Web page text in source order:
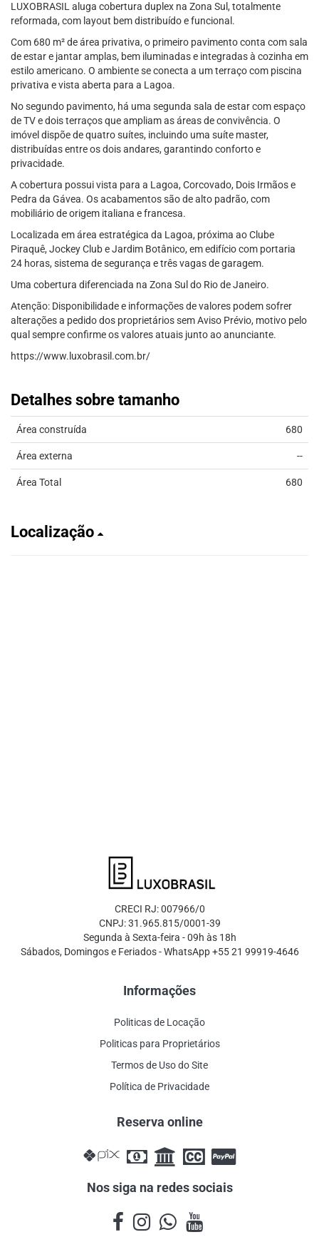
LUXOBRASIL aluga cobertura duplex na Zona Sul, totalmente
reformada, com layout bem distribuído e funcional.
Com 680 m² de área privativa, o primeiro pavimento conta com sala
de estar e jantar amplas, bem iluminadas e integradas à cozinha em
estilo americano. O ambiente se conecta a um terraço com piscina
privativa e vista aberta para a Lagoa.
No segundo pavimento, há uma segunda sala de estar com espaço
de TV e dois terraços que ampliam as áreas de convivência. O
imóvel dispõe de quatro suítes, incluindo uma suíte master,
distribuídas entre os dois andares, garantindo conforto e
privacidade.
A cobertura possui vista para a Lagoa, Corcovado, Dois Irmãos e
Pedra da Gávea. Os acabamentos são de alto padrão, com
mobiliário de origem italiana e francesa.
Localizada em área estratégica da Lagoa, próxima ao Clube
Piraquê, Jockey Club e Jardim Botânico, em edifício com portaria
24 horas, sistema de segurança e três vagas de garagem.
Uma cobertura diferenciada na Zona Sul do Rio de Janeiro.
Atenção: Disponibilidade e informações de valores podem sofrer
alterações a pedido dos proprietários sem Aviso Prévio, motivo pelo
qual sempre confirme os valores atuais junto ao anunciante.
https://www.luxobrasil.com.br/
Detalhes sobre tamanho
Área construída 680
Área externa --
Área Total 680
Localização
CRECI RJ: 007966/0
CNPJ: 31.965.815/0001-39
Segunda à Sexta-feira - 09h às 18h
Sábados, Domingos e Feriados - WhatsApp +55 21 99919-4646
Informações
Politicas de Locação
Politicas para Proprietários
Termos de Uso do Site
Política de Privacidade
Reserva online
Nos siga na redes sociais